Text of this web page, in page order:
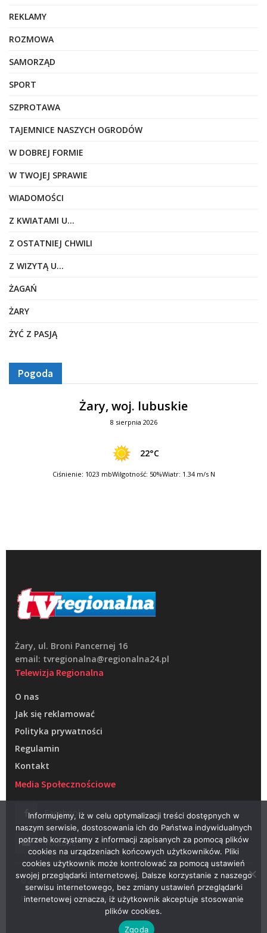
REKLAMY
ROZMOWA
SAMORZĄD
SPORT
SZPROTAWA
TAJEMNICE NASZYCH OGRODÓW
W DOBREJ FORMIE
W TWOJEJ SPRAWIE
WIADOMOŚCI
Z KWIATAMI U…
Z OSTATNIEJ CHWILI
Z WIZYTĄ U…
ŻAGAŃ
ŻARY
ŻYĆ Z PASJĄ
Pogoda
Żary, woj. lubuskie
8 sierpnia 2026
22°C
Ciśnienie: 1023 mbWilgotność: 50%Wiatr: 1.34 m/s N
Żary, ul. Broni Pancernej 16
email: tvregionalna@regionalna24.pl
Telewizja Regionalna
O nas
Jak się reklamować
Polityka prywatności
Regulamin
Kontakt
Media Społecznościowe
Facebook
Youtube
© 2022 – Telewizja Regionalna w Żarach
Projektowanie stron WWW –RAGACOM
Informujemy, iż w celu optymalizacji treści dostępnych w
naszym serwisie, dostosowania ich do Państwa indywidualnych
potrzeb korzystamy z informacji zapisanych za pomocą plików
cookies na urządzeniach końcowych użytkowników. Pliki
cookies użytkownik może kontrolować za pomocą ustawień
swojej przeglądarki internetowej. Dalsze korzystanie z naszego
serwisu internetowego, bez zmiany ustawień przeglądarki
internetowej oznacza, iż użytkownik akceptuje stosowanie
plików cookies.
Zgoda